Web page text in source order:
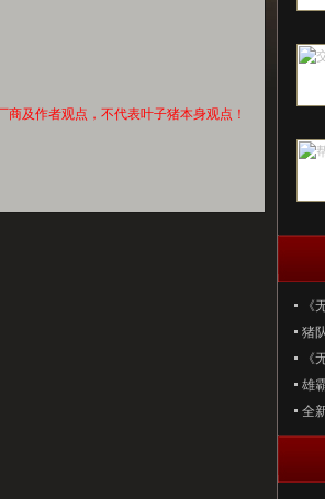
商及作者观点，不代表叶子猪本身观点！
《
猪
《
雄
全